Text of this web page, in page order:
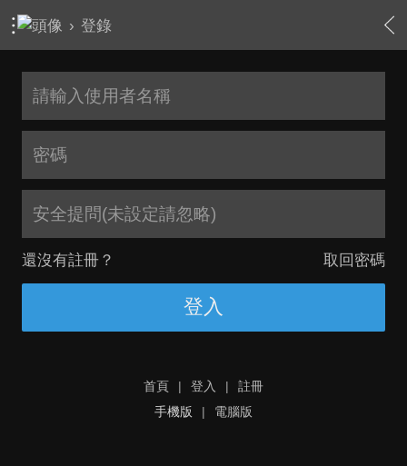
› 登錄
安全提問(未設定請忽略)
還沒有註冊？ 取回密碼
登入
首頁 | 登入 |
註冊
手機版
| 電腦版